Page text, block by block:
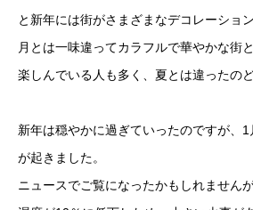
と新年には街がさまざまなデコレーショ
月とは一味違ってカラフルで華やかな街
楽しんでいる人も多く、夏とは違ったの
新年は穏やかに過ぎていったのですが、
が起きました。
ニュースでご覧になったかもしれません